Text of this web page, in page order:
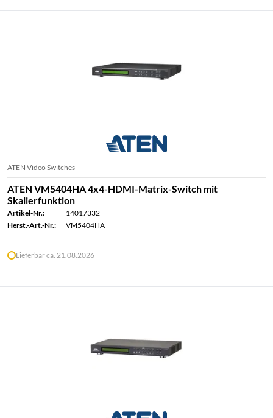
ATEN Video Switches
ATEN VM5404HA 4x4-HDMI-Matrix-Switch mit
Skalierfunktion
Artikel-Nr.:
14017332
Herst.-Art.-Nr.:
VM5404HA
Lieferbar ca. 21.08.2026